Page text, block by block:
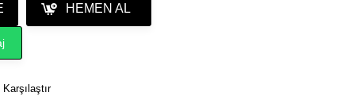
HEMEN AL
Karşılaştır